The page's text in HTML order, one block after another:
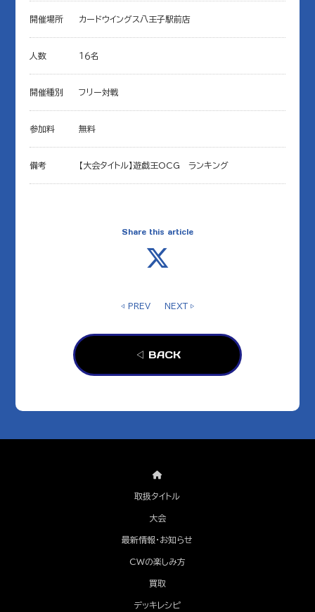
開催場所 カードウイングス八王子駅前店
人数 １６名
開催種別 フリー対戦
参加料 無料
備考 【大会タイトル】遊戯王OCG ランキング
Share this article
◁ PREV NEXT ▷
◁ BACK
取扱タイトル
大会
最新情報・お知らせ
CWの楽しみ方
買取
デッキレシピ